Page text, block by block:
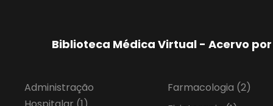
Biblioteca Médica Virtual - Acervo
Administração
Farmacologia (2)